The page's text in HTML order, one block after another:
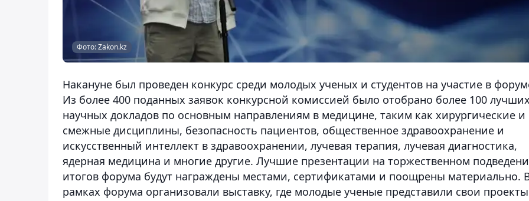
Фото: Zakon.kz
Накануне был проведен конкурс среди молодых ученых и студентов на участие в
Из более 400 поданных заявок конкурсной комиссией было отобрано более 100
научных докладов по основным направлениям в медицине, таким как хирургические и
смежные дисциплины, безопасность пациентов, общественное здравоохранение и
искусственный интеллект в здравоохранении, лучевая терапия, лучевая диагностика,
ядерная медицина и многие другие. Лучшие презентации на торжественном
итогов форума будут награждены местами, сертификатами и поощрены материально.
рамках форума организовали выставку, где молодые ученые представили свои